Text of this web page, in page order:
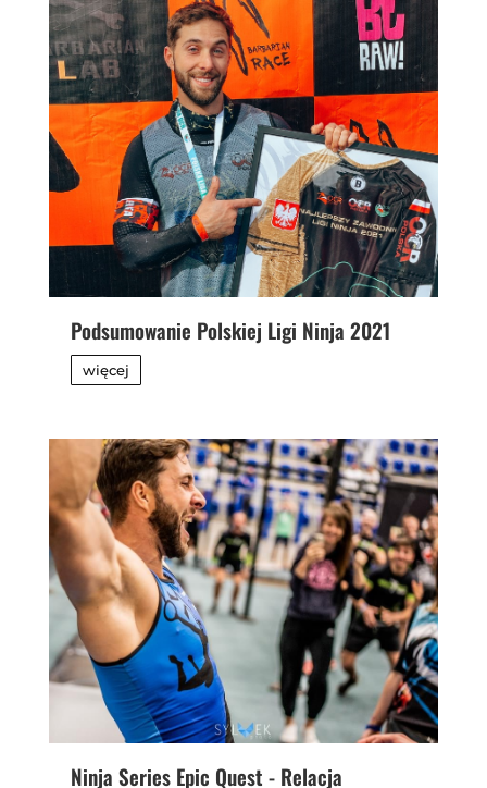
Podsumowanie Polskiej Ligi Ninja 2021
więcej
Ninja Series Epic Quest - Relacja